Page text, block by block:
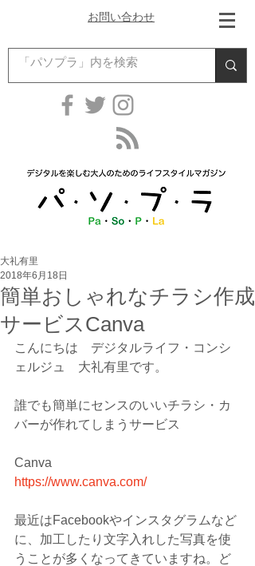
お問い合わせ
簡単おしゃれなチラシ作成
サービスCanva
大礼有里
2018年6月18日
こんにちは　デジタルライフ・コンシ
ェルジュ　大礼有里です。
誰でも簡単にセンスのいいチラシ・カ
バーが作れてしまうサービス
Canva
https://www.canva.com/
最近はFacebookやインスタグラムなど
に、加工したり文字入れした写真を使
うことが多くなってきていますね。ど